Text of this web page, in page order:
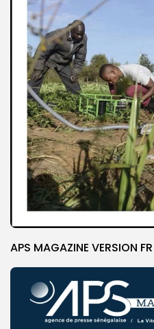
APS MAGAZINE VERSION FR